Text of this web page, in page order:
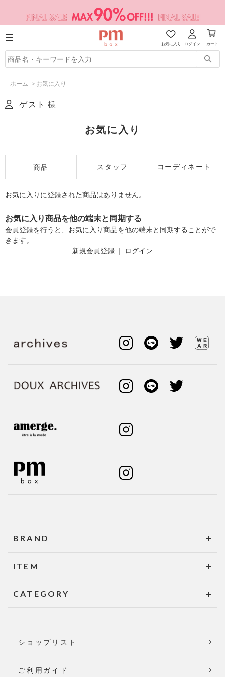
お気に入り ログイン カート
ホーム > お気に入り
ゲスト 様
お気に入り
商品 スタッフ コーディネート
お気に入りに登録された商品はありません。
お気に入り商品を他の端末と同期する
会員登録を行うと、お気に入り商品を他の端末と同期することがで
きます。
新規会員登録 ｜ ログイン
BRAND
ITEM
CATEGORY
ショップリスト
ご利用ガイド